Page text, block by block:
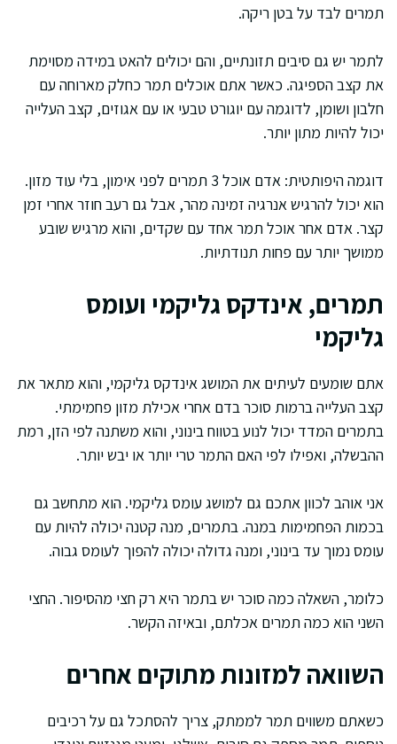
תמרים לבד על בטן ריקה.
לתמר יש גם סיבים תזונתיים, והם יכולים להאט במידה מסוימת
את קצב הספיגה. כאשר אתם אוכלים תמר כחלק מארוחה עם
חלבון ושומן, לדוגמה עם יוגורט טבעי או עם אגוזים, קצב העלייה
יכול להיות מתון יותר.
דוגמה היפותטית: אדם אוכל 3 תמרים לפני אימון, בלי עוד מזון.
הוא יכול להרגיש אנרגיה זמינה מהר, אבל גם רעב חוזר אחרי זמן
קצר. אדם אחר אוכל תמר אחד עם שקדים, והוא מרגיש שובע
ממושך יותר עם פחות תנודתיות.
תמרים, אינדקס גליקמי ועומס
גליקמי
אתם שומעים לעיתים את המושג אינדקס גליקמי, והוא מתאר את
קצב העלייה ברמות סוכר בדם אחרי אכילת מזון פחמימתי.
בתמרים המדד יכול לנוע בטווח בינוני, והוא משתנה לפי הזן, רמת
ההבשלה, ואפילו לפי האם התמר טרי יותר או יבש יותר.
אני אוהב לכוון אתכם גם למושג עומס גליקמי. הוא מתחשב גם
בכמות הפחמימות במנה. בתמרים, מנה קטנה יכולה להיות עם
עומס נמוך עד בינוני, ומנה גדולה יכולה להפוך לעומס גבוה.
כלומר, השאלה כמה סוכר יש בתמר היא רק חצי מהסיפור. החצי
השני הוא כמה תמרים אכלתם, ובאיזה הקשר.
השוואה למזונות מתוקים אחרים
כשאתם משווים תמר לממתק, צריך להסתכל גם על רכיבים